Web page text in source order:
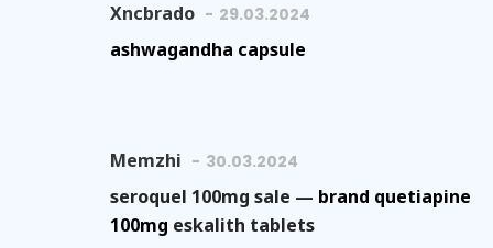
Xncbrado 29.03.2024
ashwagandha capsule
Memzhi 30.03.2024
seroquel 100mg sale — brand quetiapine
100mg eskalith tablets